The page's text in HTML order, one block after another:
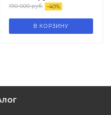
190 000руб. -40%
В КОРЗИНУ